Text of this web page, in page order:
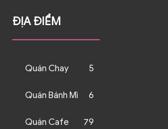
ĐỊA ĐIỂM
Quán Chay 5
Quán Bánh Mì 6
Quán Cafe 79